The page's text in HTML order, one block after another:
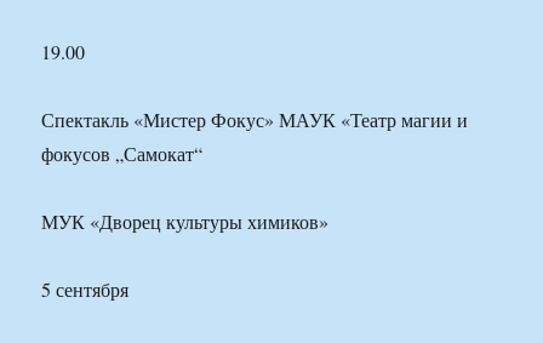
19.00
Спектакль «Мистер Фокус» МАУК «Театр магии и
фокусов „Самокат“
МУК «Дворец культуры химиков»
5 сентября